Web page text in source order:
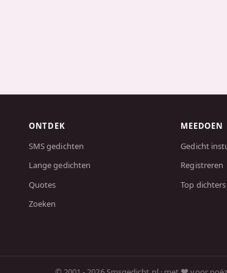
ONTDEK
SMS gedichten
Lange gedichten
Quotes
Zoeken
MEEDOEN
Gedicht
Registreren
Top dichters